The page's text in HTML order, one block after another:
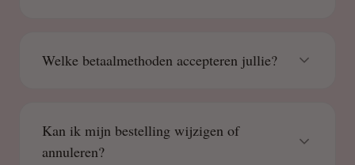
Welke betaalmethoden accepteren jullie?
Kan ik mijn bestelling wijzigen of
annuleren?